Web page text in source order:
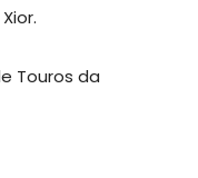
Touros da